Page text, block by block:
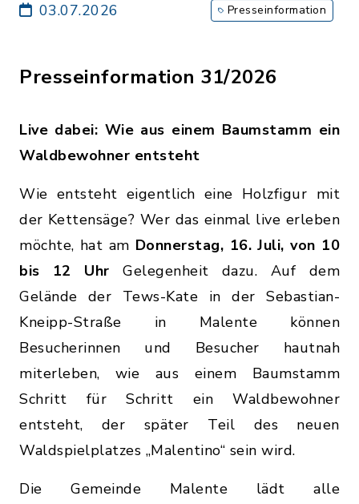
03.07.2026 Presseinformation
Presseinformation 31/2026
Live dabei: Wie aus einem Baumstamm ein
Waldbewohner entsteht
Wie entsteht eigentlich eine Holzfigur mit
der Kettensäge? Wer das einmal live erleben
möchte, hat am Donnerstag, 16. Juli, von 10
bis 12 Uhr Gelegenheit dazu. Auf dem
Gelände der Tews-Kate in der Sebastian-
Kneipp-Straße in Malente können
Besucherinnen und Besucher hautnah
miterleben, wie aus einem Baumstamm
Schritt für Schritt ein Waldbewohner
entsteht, der später Teil des neuen
Waldspielplatzes „Malentino“ sein wird.
Die Gemeinde Malente lädt alle